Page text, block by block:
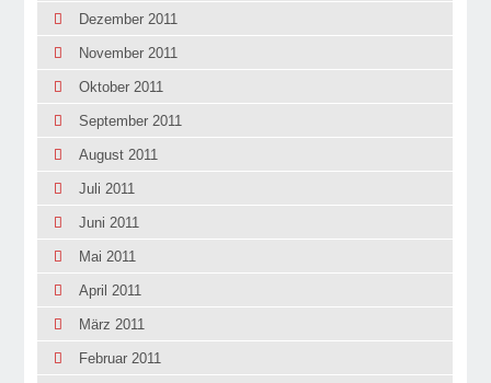
Dezember 2011
November 2011
Oktober 2011
September 2011
August 2011
Juli 2011
Juni 2011
Mai 2011
April 2011
März 2011
Februar 2011